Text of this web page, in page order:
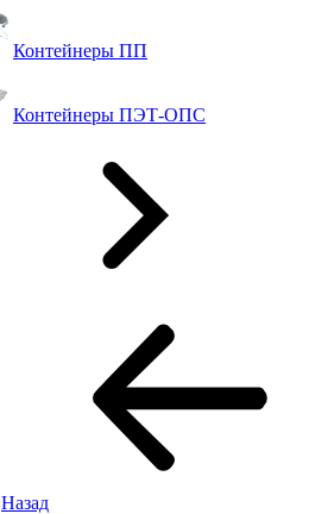
Контейнеры ПП
Контейнеры ПЭТ-ОПС
Назад